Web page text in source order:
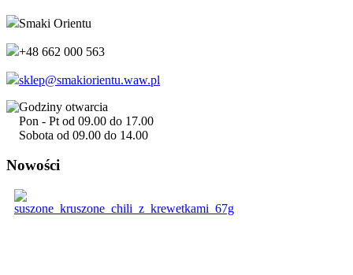
Smaki Orientu
+48 662 000 563
sklep@smakiorientu.waw.pl
Godziny otwarcia
Pon - Pt od 09.00 do 17.00
Sobota od 09.00 do 14.00
Nowości